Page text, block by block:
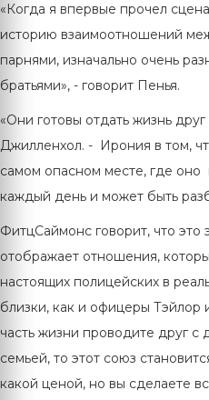
«Когда я впервые прочел
историю взаимоотношений
парнями, изначально очень
братьями», - говорит Пенья.
«Они готовы отдать жизнь
Джилленхол. - Ирония в том,
самом опасном месте, где оно
каждый день и может быть
ФитцСаймонс говорит, что это
отображает отношения,
настоящих полицейских в
близки, как и офицеры Тэйлор
часть жизни проводите друг с
семьей, то этот союз
какой ценой, но вы сделаете